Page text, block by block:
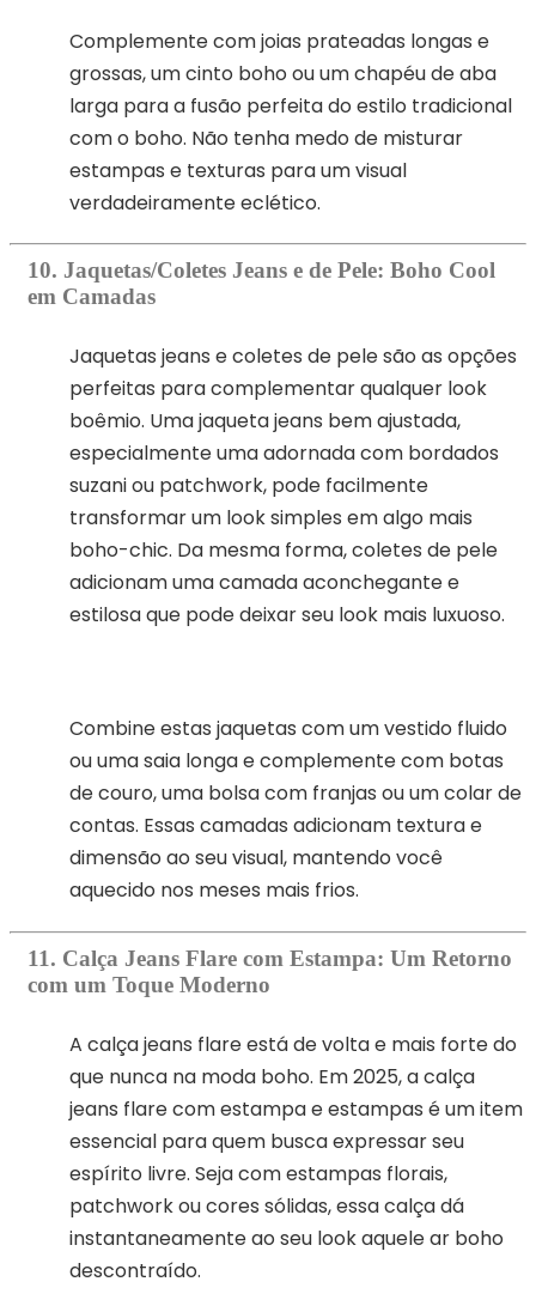
Complemente com joias prateadas longas e
grossas, um cinto boho ou um chapéu de aba
larga para a fusão perfeita do estilo tradicional
com o boho. Não tenha medo de misturar
estampas e texturas para um visual
verdadeiramente eclético.
10. Jaquetas/Coletes Jeans e de Pele: Boho Cool
em Camadas
Jaquetas jeans e coletes de pele são as opções
perfeitas para complementar qualquer look
boêmio. Uma jaqueta jeans bem ajustada,
especialmente uma adornada com bordados
suzani ou patchwork, pode facilmente
transformar um look simples em algo mais
boho-chic. Da mesma forma, coletes de pele
adicionam uma camada aconchegante e
estilosa que pode deixar seu look mais luxuoso.
Combine estas jaquetas com um vestido fluido
ou uma saia longa e complemente com botas
de couro, uma bolsa com franjas ou um colar de
contas. Essas camadas adicionam textura e
dimensão ao seu visual, mantendo você
aquecido nos meses mais frios.
11. Calça Jeans Flare com Estampa: Um Retorno
com um Toque Moderno
A calça jeans flare está de volta e mais forte do
que nunca na moda boho. Em 2025, a calça
jeans flare com estampa e estampas é um item
essencial para quem busca expressar seu
espírito livre. Seja com estampas florais,
patchwork ou cores sólidas, essa calça dá
instantaneamente ao seu look aquele ar boho
descontraído.